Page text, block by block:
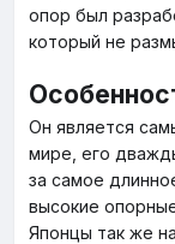
опор был
который не
Он является
мире, его
за самое
высокие
Японцы так же